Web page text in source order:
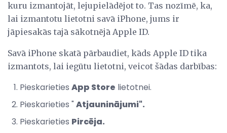
kuru izmantojāt, lejupielādējot to. Tas nozīmē, ka,
lai izmantotu lietotni savā iPhone, jums ir
jāpiesakās tajā sākotnējā Apple ID.
Savā iPhone skatā pārbaudiet, kāds Apple ID tika
izmantots, lai iegūtu lietotni, veicot šādas darbības:
Pieskarieties App Store lietotnei.
Pieskarieties " Atjauninājumi".
Pieskarieties Pircēja.